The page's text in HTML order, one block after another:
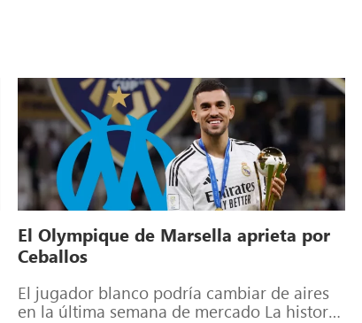
El Olympique de Marsella aprieta por
Ceballos
El jugador blanco podría cambiar de aires
en la última semana de mercado La historia